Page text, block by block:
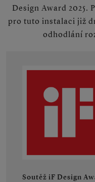
Design Award 2025.
pro tuto instalaci již
odhodlání
Soutěž iF Design